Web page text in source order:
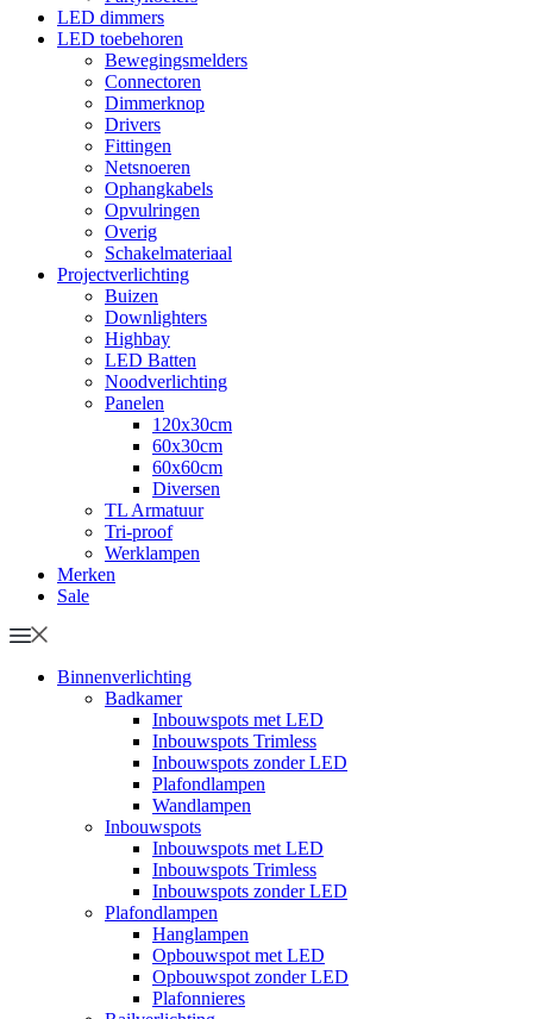
LED dimmers
LED toebehoren
Bewegingsmelders
Connectoren
Dimmerknop
Drivers
Fittingen
Netsnoeren
Ophangkabels
Opvulringen
Overig
Schakelmateriaal
Projectverlichting
Buizen
Downlighters
Highbay
LED Batten
Noodverlichting
Panelen
120x30cm
60x30cm
60x60cm
Diversen
TL Armatuur
Tri-proof
Werklampen
Merken
Sale
Binnenverlichting
Badkamer
Inbouwspots met LED
Inbouwspots Trimless
Inbouwspots zonder LED
Plafondlampen
Wandlampen
Inbouwspots
Inbouwspots met LED
Inbouwspots Trimless
Inbouwspots zonder LED
Plafondlampen
Hanglampen
Opbouwspot met LED
Opbouwspot zonder LED
Plafonnieres